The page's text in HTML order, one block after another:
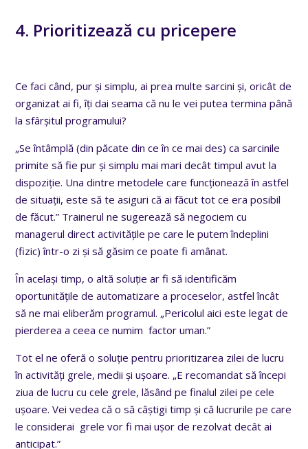
4. Prioritizează cu pricepere
Ce faci când, pur și simplu, ai prea multe sarcini și, oricât de
organizat ai fi, îți dai seama că nu le vei putea termina până
la sfârșitul programului?
„Se întâmplă (din păcate din ce în ce mai des) ca sarcinile
primite să fie pur și simplu mai mari decât timpul avut la
dispoziție. Una dintre metodele care funcționează în astfel
de situații, este să te asiguri că ai făcut tot ce era posibil
de făcut.” Trainerul ne sugerează să negociem cu
managerul direct activitățile pe care le putem îndeplini
(fizic) într-o zi și să găsim ce poate fi amânat.
În același timp, o altă soluție ar fi să identificăm
oportunitățile de automatizare a proceselor, astfel încât
să ne mai eliberăm programul. „Pericolul aici este legat de
pierderea a ceea ce numim factor uman.”
Tot el ne oferă o soluție pentru prioritizarea zilei de lucru
în activități grele, medii și ușoare. „E recomandat să începi
ziua de lucru cu cele grele, lăsând pe finalul zilei pe cele
ușoare. Vei vedea că o să câștigi timp și că lucrurile pe care
le considerai grele vor fi mai ușor de rezolvat decât ai
anticipat.”